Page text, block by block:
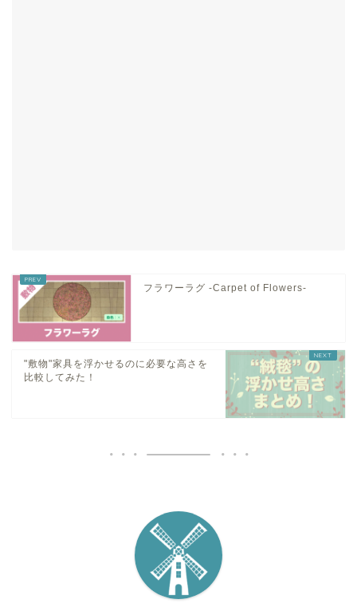
フラワーラグ -Carpet of Flowers-
"敷物"家具を浮かせるのに必要な高さを
比較してみた！